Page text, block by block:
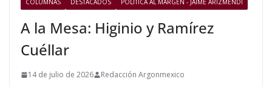
COLUMNAS DESTACADOS POLÍTICA AL MARGEN - JAIME ARIZMENDI
A la Mesa: Higinio y Ramírez
Cuéllar
14 de julio de 2026 Redacción Argonmexico